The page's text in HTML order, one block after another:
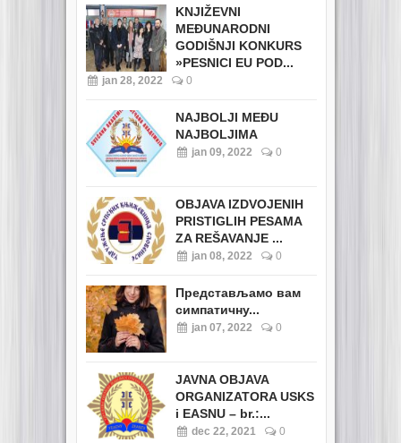
KNJIŽEVNI
MEĐUNARODNI
GODIŠNJI KONKURS
»PESNICI EU POD...
jan 28, 2022 0
NAJBOLJI MEĐU
NAJBOLJIMA
jan 09, 2022 0
OBJAVA IZDVOJENIH
PRISTIGLIH PESAMA
ZA REŠAVANJE ...
jan 08, 2022 0
Представљамо вам
симпатичну...
jan 07, 2022 0
JAVNA OBJAVA
ORGANIZATORA USKS
i EASNU – br.:...
dec 22, 2021 0